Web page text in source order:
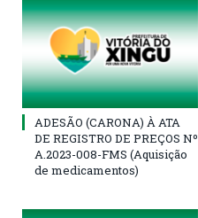
ADESÃO (CARONA) À ATA
DE REGISTRO DE PREÇOS Nº
A.2023-008-FMS (Aquisição
de medicamentos)